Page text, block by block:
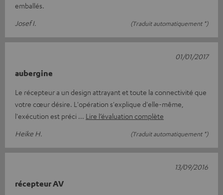
emballés.
Josef I.
(Traduit automatiquement *)
aubergine
Le récepteur a un design attrayant et toute la connectivité que
votre cœur désire. L'opération s'explique d'elle-même,
l'exécution est préci
Lire l’évaluation complète
Heike H.
(Traduit automatiquement *)
01/01/2017
récepteur AV
13/09/2016